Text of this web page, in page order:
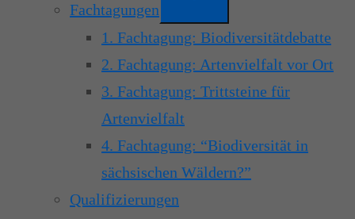
Fachtagungen
1. Fachtagung: Biodiversitätdebatte
2. Fachtagung: Artenvielfalt vor Ort
3. Fachtagung: Trittsteine für
Artenvielfalt
4. Fachtagung: “Biodiversität in
sächsischen Wäldern?”
Qualifizierungen